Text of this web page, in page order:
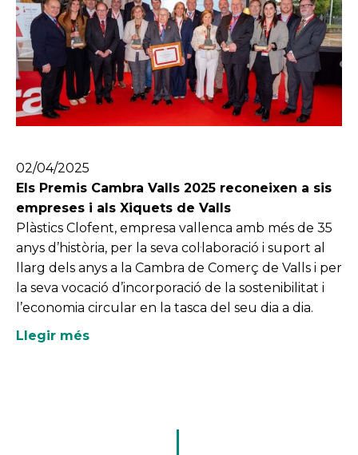
02/04/2025
Els Premis Cambra Valls 2025 reconeixen a sis
empreses i als Xiquets de Valls
Plàstics Clofent, empresa vallenca amb més de 35
anys d’història, per la seva col·laboració i suport al
llarg dels anys a la Cambra de Comerç de Valls i per
la seva vocació d’incorporació de la sostenibilitat i
l’economia circular en la tasca del seu dia a dia.
Llegir més